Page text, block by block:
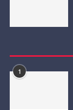
1